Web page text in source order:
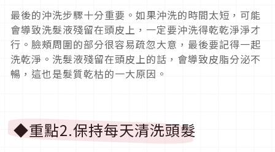
最後的沖洗步驟十分重要。如果沖洗的時間太短，可能
會導致洗髮液殘留在頭皮上，一定要沖洗得乾乾淨淨才
行。臉頰周圍的部分很容易疏忽大意，最後要記得一起
洗乾淨。洗髮液殘留在頭皮上的話，會導致皮脂分泌不
暢，這也是髮質乾枯的一大原因。
◆重點2.保持每天清洗頭髮